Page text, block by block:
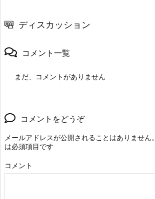
ディスカッション
コメント一覧
まだ、コメントがありません
コメントをどうぞ
メールアドレスが公開されることはありません。
は必須項目です
コメント